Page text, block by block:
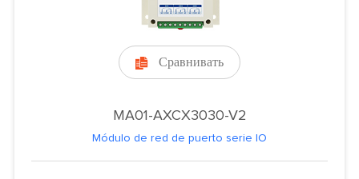
 Сравнивать
MA01-AXCX3030-V2
Módulo de red de puerto serie IO